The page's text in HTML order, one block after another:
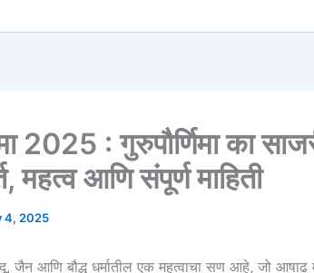
2025 : गुरुपौर्णिमा का
महत्व आणि संपूर्ण माहिती
4, 2025
जैन आणि बौद्ध धर्मातील एक महत्वाचा सण आहे, जो आषाढ